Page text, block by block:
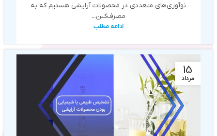
نوآوری‌های متعددی در محصولات آرایشی هستیم که به
مصرف‌کنن...
ادامه مطلب
15
مرداد